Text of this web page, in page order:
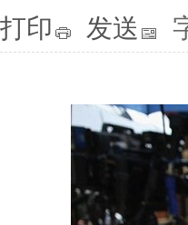
打印
发送